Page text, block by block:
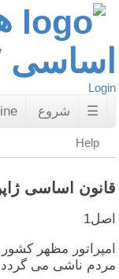
اساسی
Login
☰ شروع
Help
قانون اساسی
اصل‏1
امپراتور مظهر
مردم‏ ناشی‏ می‏